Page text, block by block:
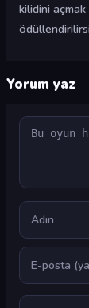
kilidini
Yorum yaz
Yorum
Ad
E-posta